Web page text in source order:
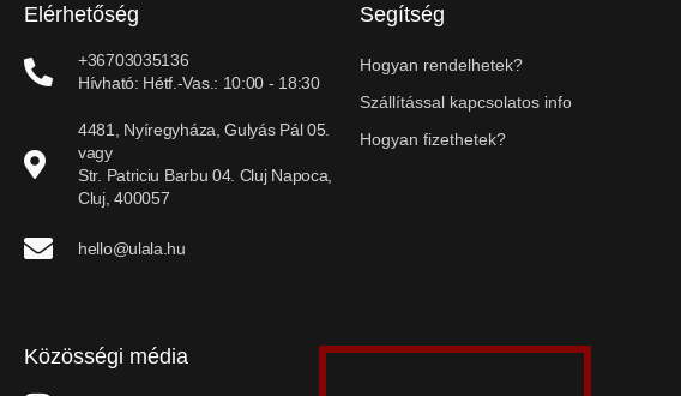
Elérhetőség
+36703035136
Hívható: Hétf.-Vas.: 10:00 - 18:30
4481, Nyíregyháza, Gulyás Pál 05.
vagy
Str. Patriciu Barbu 04. Cluj Napoca,
Cluj, 400057
hello@ulala.hu
Segítség
Hogyan rendelhetek?
Szállítással kapcsolatos info
Hogyan fizethetek?
Közösségi média